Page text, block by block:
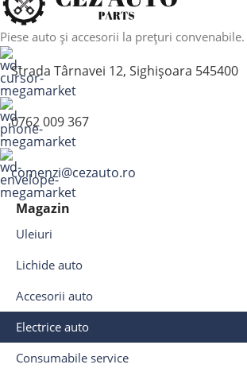
Piese auto și accesorii la prețuri convenabile.
Strada Târnavei 12, Sighișoara 545400
0762 009 367
comenzi@cezauto.ro
Magazin
Uleiuri
Lichide auto
Accesorii auto
Electrice auto
Consumabile service